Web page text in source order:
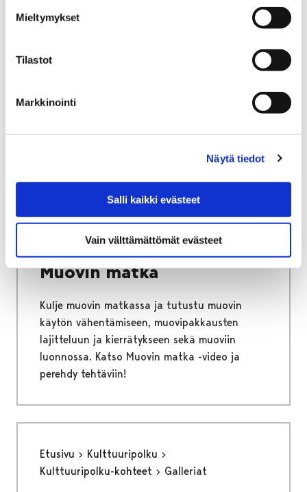
Mieltymykset
Tilastot
Markkinointi
Näytä tiedot
Salli kaikki evästeet
Vain välttämättömät evästeet
1.–2. luokka
Etusivu
Vuosiluokat 3–6
Ympäristöpolku Muovin matka
Muovin matka
Kulje muovin matkassa ja tutustu muovin
käytön vähentämiseen, muovipakkausten
lajitteluun ja kierrätykseen sekä muoviin
luonnossa. Katso Muovin matka -video ja
perehdy tehtäviin!
Etusivu
Kulttuuripolku
Kulttuuripolku-kohteet
Galleriat